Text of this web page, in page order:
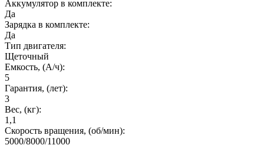
Аккумулятор в комплекте:
Да
Зарядка в комплекте:
Да
Тип двигателя:
Щеточный
Емкость, (А/ч):
5
Гарантия, (лет):
3
Вес, (кг):
1,1
Cкорость вращения, (об/мин):
5000/8000/11000